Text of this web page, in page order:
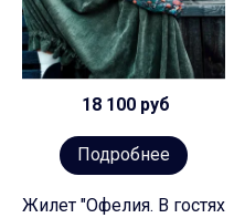
18 100 руб
Подробнее
Жилет "Офелия. В гостях